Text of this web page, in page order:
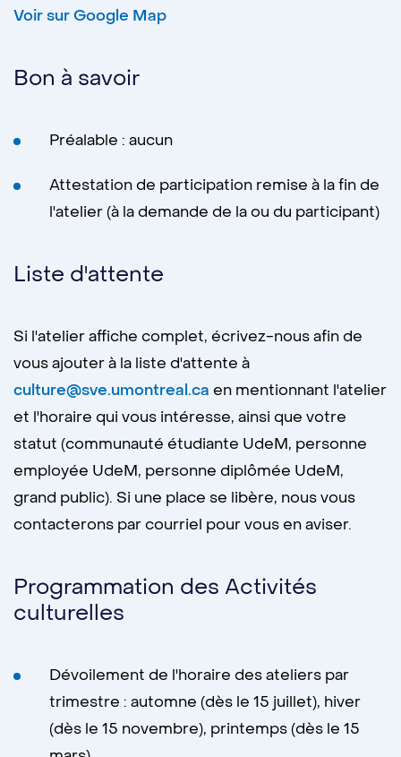
Voir sur Google Map
Bon à savoir
Préalable : aucun
Attestation de participation remise à la fin de
l'atelier (à la demande de la ou du participant)
Liste d'attente
Si l'atelier affiche complet, écrivez-nous afin de
vous ajouter à la liste d'attente à
culture@sve.umontreal.ca en mentionnant l'atelier
et l'horaire qui vous intéresse, ainsi que votre
statut (communauté étudiante UdeM, personne
employée UdeM, personne diplômée UdeM,
grand public). Si une place se libère, nous vous
contacterons par courriel pour vous en aviser.
Programmation des Activités
culturelles
Dévoilement de l'horaire des ateliers par
trimestre : automne (dès le 15 juillet), hiver
(dès le 15 novembre), printemps (dès le 15